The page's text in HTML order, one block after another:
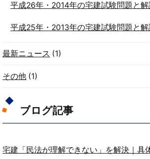
平成26年・2014年の宅建試験問題と解
平成25年・2013年の宅建試験問題と解
最新ニュース (1)
その他 (1)
ブログ記事
宅建「民法が理解できない」を解決｜具